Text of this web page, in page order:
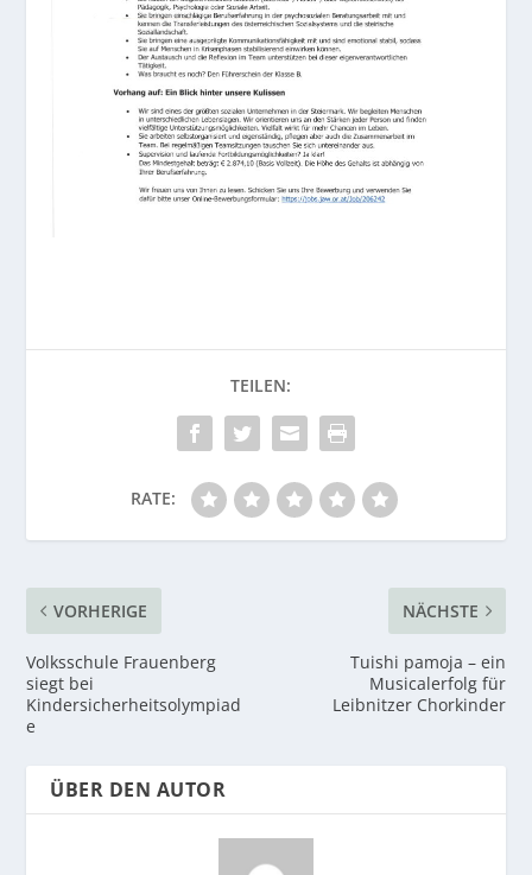
RATE:
VORHERIGE
Volksschule Frauenberg
siegt bei
Kindersicherheitsolympiad
e
NÄCHSTE
Tuishi pamoja – ein
Musicalerfolg für
Leibnitzer Chorkinder
ÜBER DEN AUTOR